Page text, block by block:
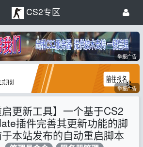
CS2专区
举报广告
举报广告
启更新工具】一个基于CS2
插件完善其更新功能的脚
本站发布的自动重启脚本